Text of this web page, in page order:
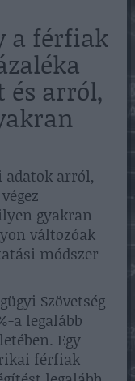
a férfiak
és arról,
adatok arról,
gyakran
változóak
módszer
Szövetség
a legalább
Egy
férfiak